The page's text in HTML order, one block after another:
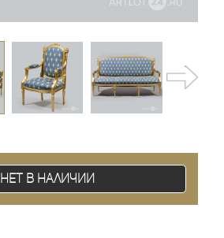
Нет в наличии